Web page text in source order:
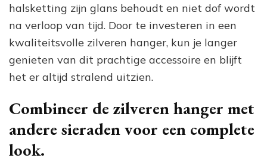
halsketting zijn glans behoudt en niet dof wordt
na verloop van tijd. Door te investeren in een
kwaliteitsvolle zilveren hanger, kun je langer
genieten van dit prachtige accessoire en blijft
het er altijd stralend uitzien.
Combineer de zilveren hanger met
andere sieraden voor een complete
look.